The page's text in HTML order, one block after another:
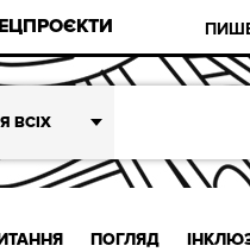
ВСІХ
ПОГЛЯД